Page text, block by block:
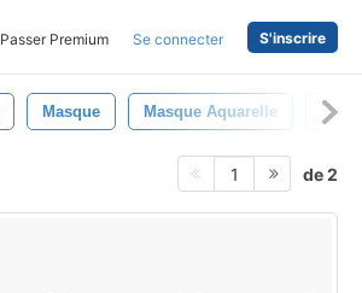
Passer Premium Se connecter S'inscrire
Masque Masque Aquarelle Rétro
1 de 2